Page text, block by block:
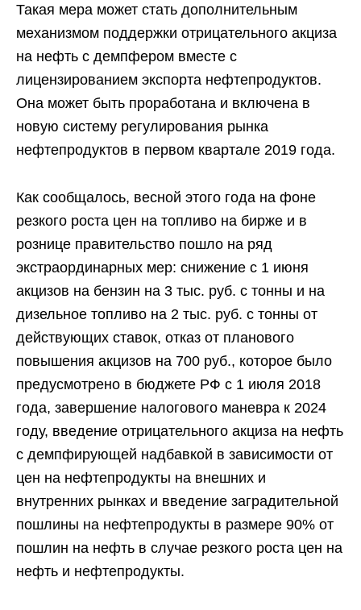
Такая мера может стать дополнительным
механизмом поддержки отрицательного акциза
на нефть с демпфером вместе с
лицензированием экспорта нефтепродуктов.
Она может быть проработана и включена в
новую систему регулирования рынка
нефтепродуктов в первом квартале 2019 года.
Как сообщалось, весной этого года на фоне
резкого роста цен на топливо на бирже и в
рознице правительство пошло на ряд
экстраординарных мер: снижение с 1 июня
акцизов на бензин на 3 тыс. руб. с тонны и на
дизельное топливо на 2 тыс. руб. с тонны от
действующих ставок, отказ от планового
повышения акцизов на 700 руб., которое было
предусмотрено в бюджете РФ с 1 июля 2018
года, завершение налогового маневра к 2024
году, введение отрицательного акциза на нефть
с демпфирующей надбавкой в зависимости от
цен на нефтепродукты на внешних и
внутренних рынках и введение заградительной
пошлины на нефтепродукты в размере 90% от
пошлин на нефть в случае резкого роста цен на
нефть и нефтепродукты.